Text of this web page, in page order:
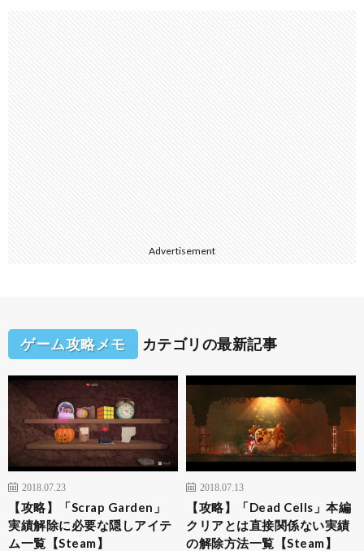
Advertisement
ゲーム攻略メモ カテゴリの最新記事
2018.07.23
【攻略】「Scrap Garden」
実績解除に必要な隠しアイテ
ム一覧【Steam】
2018.07.13
【攻略】「Dead Cells」本編
クリアとは直接関係ない実績
の解除方法一覧【Steam】